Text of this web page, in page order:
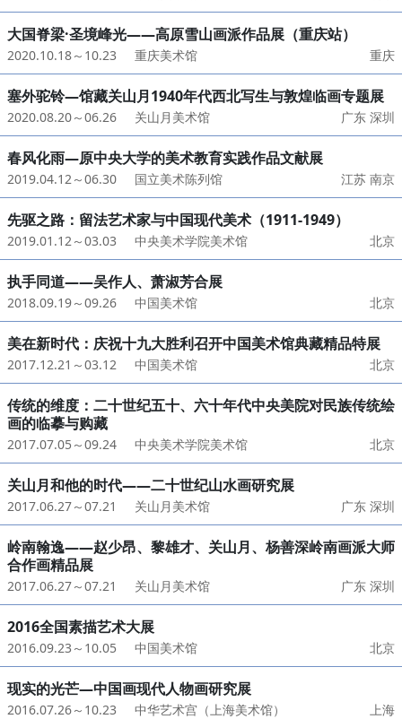
大国脊梁·圣境峰光——高原雪山画派作品展（重庆站）
重庆
2020.10.18～10.23 重庆美术馆
塞外驼铃—馆藏关山月1940年代西北写生与敦煌临画专题展
广东 深圳
2020.08.20～06.26 关山月美术馆
春风化雨—原中央大学的美术教育实践作品文献展
江苏 南京
2019.04.12～06.30 国立美术陈列馆
先驱之路：留法艺术家与中国现代美术（1911-1949）
北京
2019.01.12～03.03 中央美术学院美术馆
执手同道——吴作人、萧淑芳合展
北京
2018.09.19～09.26 中国美术馆
美在新时代：庆祝十九大胜利召开中国美术馆典藏精品特展
北京
2017.12.21～03.12 中国美术馆
传统的维度：二十世纪五十、六十年代中央美院对民族传统绘
画的临摹与购藏
北京
2017.07.05～09.24 中央美术学院美术馆
关山月和他的时代——二十世纪山水画研究展
广东 深圳
2017.06.27～07.21 关山月美术馆
岭南翰逸——赵少昂、黎雄才、关山月、杨善深岭南画派大师
合作画精品展
广东 深圳
2017.06.27～07.21 关山月美术馆
2016全国素描艺术大展
北京
2016.09.23～10.05 中国美术馆
现实的光芒—中国画现代人物画研究展
上海
2016.07.26～10.23 中华艺术宫（上海美术馆）